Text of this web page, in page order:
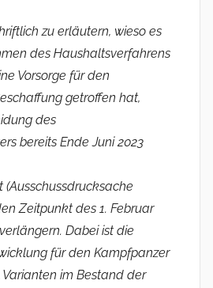
zu erläutern, wieso es
des Haushaltsverfahrens
Vorsorge für den
getroffen hat,
des
bereits Ende Juni 2023
(Ausschussdrucksache
Zeitpunkt des 1. Februar
Dabei ist die
für den Kampfpanzer
im Bestand der